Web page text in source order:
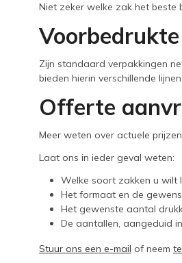
Niet zeker welke zak het beste
Zijn standaard verpakkingen
bieden hierin verschillende
Offerte
Meer weten over actuele
Laat ons in ieder geval weten:
Welke soort zakken u wilt
Het formaat en de
Het gewenste aantal
De aantallen, aangeduid
Stuur ons een e-mail of neem